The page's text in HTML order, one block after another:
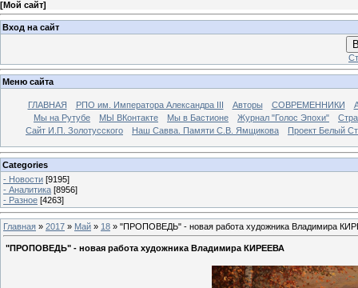
[Мой сайт]
Вход на сайт
Меню сайта
ГЛАВНАЯ РПО им. Императора Александра III Авторы СОВРЕМЕННИКИ
Мы на Рутубе
МЫ ВКонтакте Мы в Бастионе Журнал "Голос Эпохи"
Сайт И.П. Золотусского
Наш Савва. Памяти С.В. Ямщикова Проект Белый
Categories
- Новости [9195]
- Аналитика [8956]
- Разное [4263]
Главная » 2017 » Май » 18 » "ПРОПОВЕДЬ" - новая работа художника Владимира
"ПРОПОВЕДЬ" - новая работа художника Владимира КИРЕЕВА